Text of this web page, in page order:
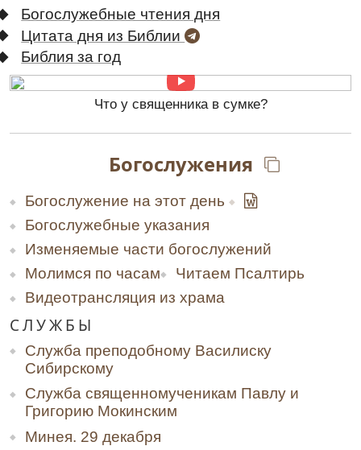
Богослужебные чтения дня
Цитата дня из Библии
Библия за год
Что у священника в сумке?
Богослужения
Богослужение на этот день
Богослужебные указания
Изменяемые части богослужений
Молимся по часам
Читаем Псалтирь
Видеотрансляция из храма
СЛУЖБЫ
Служба преподобному Василиску
Сибирскому
Служба священномученикам Павлу и
Григорию Мокинским
Минея. 29 декабря